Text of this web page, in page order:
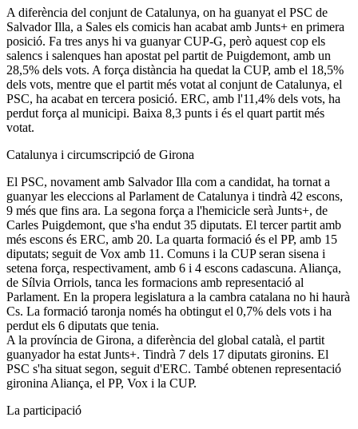
A diferència del conjunt de Catalunya, on ha guanyat el PSC de
Salvador Illa, a Sales els comicis han acabat amb Junts+ en primera
posició. Fa tres anys hi va guanyar CUP-G, però aquest cop els
salencs i salenques han apostat pel partit de Puigdemont, amb un
28,5% dels vots. A força distància ha quedat la CUP, amb el 18,5%
dels vots, mentre que el partit més votat al conjunt de Catalunya, el
PSC, ha acabat en tercera posició. ERC, amb l'11,4% dels vots, ha
perdut força al municipi. Baixa 8,3 punts i és el quart partit més
votat.
Catalunya i circumscripció de Girona
El PSC, novament amb Salvador Illa com a candidat, ha tornat a
guanyar les eleccions al Parlament de Catalunya i tindrà 42 escons,
9 més que fins ara. La segona força a l'hemicicle serà Junts+, de
Carles Puigdemont, que s'ha endut 35 diputats. El tercer partit amb
més escons és ERC, amb 20. La quarta formació és el PP, amb 15
diputats; seguit de Vox amb 11. Comuns i la CUP seran sisena i
setena força, respectivament, amb 6 i 4 escons cadascuna. Aliança,
de Sílvia Orriols, tanca les formacions amb representació al
Parlament. En la propera legislatura a la cambra catalana no hi haurà
Cs. La formació taronja només ha obtingut el 0,7% dels vots i ha
perdut els 6 diputats que tenia.
A la província de Girona, a diferència del global català, el partit
guanyador ha estat Junts+. Tindrà 7 dels 17 diputats gironins. El
PSC s'ha situat segon, seguit d'ERC. També obtenen representació
gironina Aliança, el PP, Vox i la CUP.
La participació